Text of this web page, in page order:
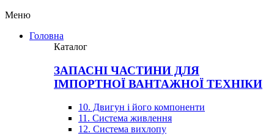
Меню
Головна
Каталог
ЗАПАСНІ ЧАСТИНИ ДЛЯ
ІМПОРТНОЇ ВАНТАЖНОЇ ТЕХНІКИ
10. Двигун і його компоненти
11. Система живлення
12. Система вихлопу